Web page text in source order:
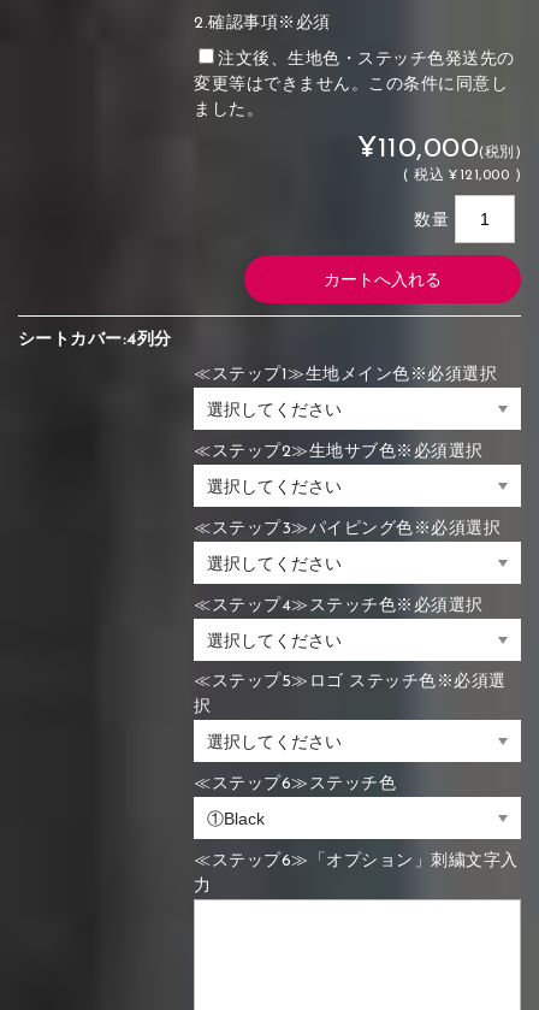
2.確認事項※必須
注文後、生地色・ステッチ色発送先の
変更等はできません。この条件に同意し
ました。
¥110,000(税別)
(税込 ¥121,000 )
数量
シートカバー:4列分
≪ステップ1≫生地メイン色※必須選択
≪ステップ2≫生地サブ色※必須選択
≪ステップ3≫パイピング色※必須選択
≪ステップ4≫ステッチ色※必須選択
≪ステップ5≫ロゴ ステッチ色※必須選
択
≪ステップ6≫ステッチ色
≪ステップ6≫「オプション」刺繍文字入
力